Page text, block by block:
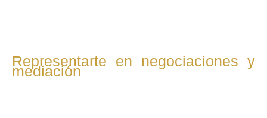
Representarte en negociaciones y
mediación